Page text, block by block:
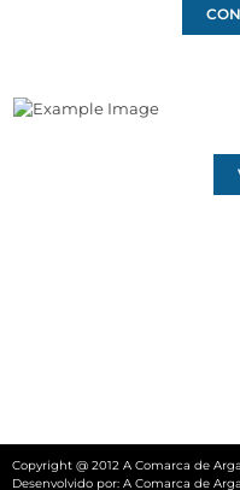
Copyright @ 2012 A Comarca de
Desenvolvido por: A Comarca de